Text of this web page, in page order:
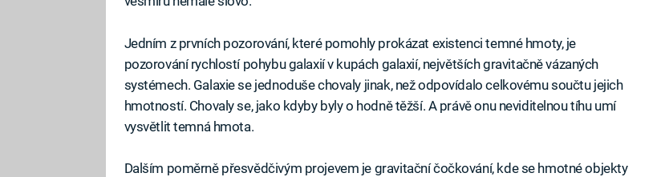
Jedním z prvních pozorování, které pomohly prokázat existenci temné hmoty, je
pozorování rychlostí pohybu galaxií v kupách galaxií, největších gravitačně vázaných
systémech. Galaxie se jednoduše chovaly jinak, než odpovídalo celkovému součtu jejich
hmotností. Chovaly se, jako kdyby byly o hodně těžší. A právě onu neviditelnou tíhu umí
vysvětlit temná hmota.
Dalším poměrně přesvědčivým projevem je gravitační čočkování, kde se hmotné objekty